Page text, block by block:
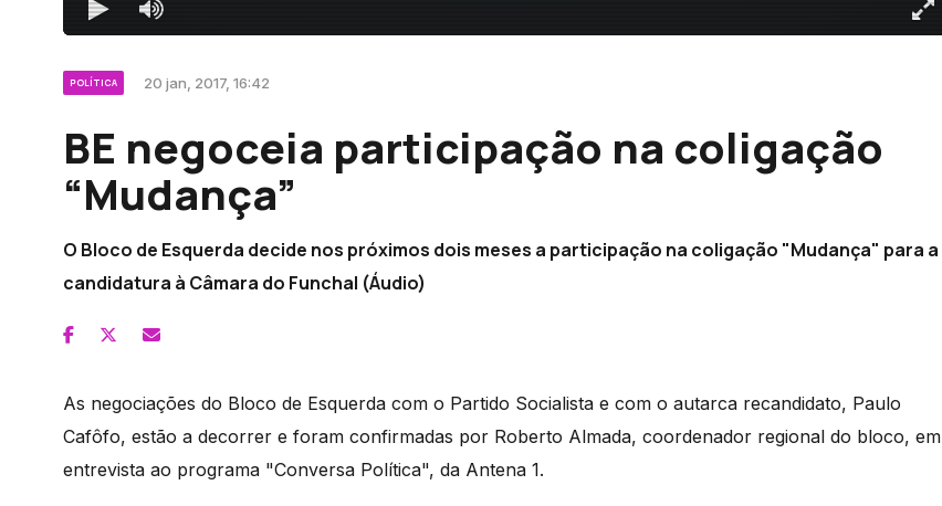
POLÍTICA 20 jan, 2017, 16:42
BE negoceia participação na coligação
“Mudança”
O Bloco de Esquerda decide nos próximos dois meses a participação na coligação "Mudança" para a
candidatura à Câmara do Funchal (Áudio)
As negociações do Bloco de Esquerda com o Partido Socialista e com o autarca recandidato, Paulo
Cafôfo, estão a decorrer e foram confirmadas por Roberto Almada, coordenador regional do bloco, em
entrevista ao programa "Conversa Política", da Antena 1.